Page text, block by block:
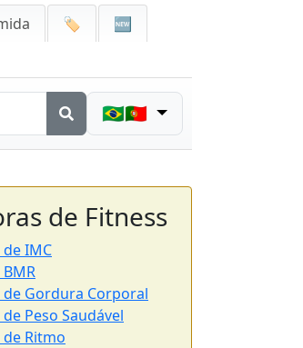
🏷️
🆕
🇧🇷🇵🇹
de Fitness
IMC
de Gordura Corporal
Peso Saudável
Ritmo